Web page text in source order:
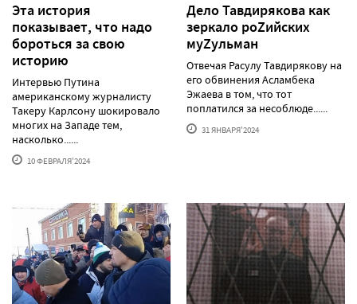
Эта история
показывает, что надо
бороться за свою
историю
Интервью Путина
американскому журналисту
Такеру Карлсону шокировало
многих на Западе тем,
насколько......
10 ФЕВРАЛЯ'2024
Дело Тавдирякова как
зеркало роZийских
муZульман
Отвечая Расулу Тавдирякову на
его обвинения Асламбека
Эжаева в том, что тот
поплатился за несоблюде......
31 ЯНВАРЯ'2024